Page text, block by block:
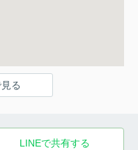
る
LINEで共有する